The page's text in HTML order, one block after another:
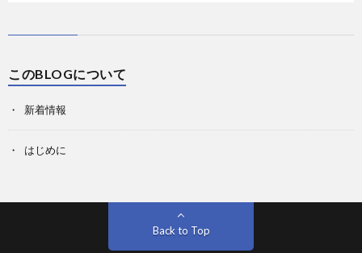
このBLOGについて
新着情報
はじめに
Back to Top